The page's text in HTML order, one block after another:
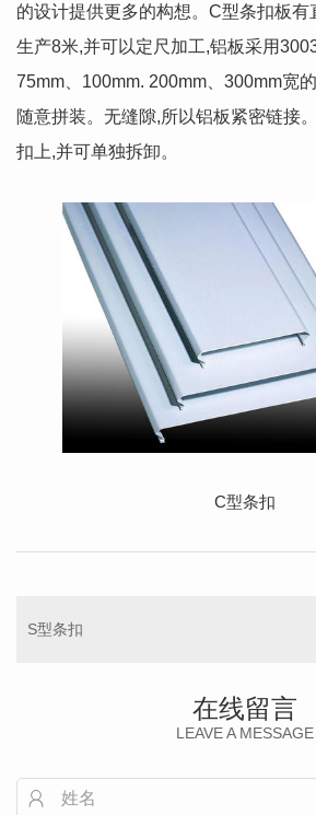
的设计提供更多的构想。C型条扣板有
生产8米,并可以定尺加工,铝板采用
75mm、100mm. 200mm、300mm宽
随意拼装。无缝隙,所以铝板紧密链接
扣上,并可单独拆卸。
C型条扣
S型条扣
在线留言
LEAVE A MESSAGE